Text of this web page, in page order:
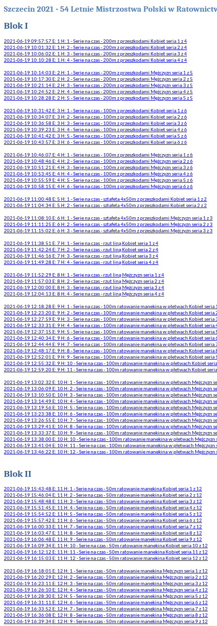
Szczecin 2021 - 54 Letnie Mistrzostwa Polski w
Blok I
2021-06-19 09:57:57 E: 1 H: 1 - Serie na czas - 200m z przeszkodami Kobiet seria 1 z 4
2021-06-19 10:01:32 E: 1 H: 2 - Serie na czas - 200m z przeszkodami Kobiet seria 2 z 4
2021-06-19 10:06:02 E: 1 H: 3 - Serie na czas - 200m z przeszkodami Kobiet seria 3 z 4
2021-06-19 10:10:28 E: 1 H: 4 - Serie na czas - 200m z przeszkodami Kobiet seria 4 z 4
2021-06-19 10:14:03 E: 2 H: 1 - Serie na czas - 200m z przeszkodami Mężczyzn seria 1 z 5
2021-06-19 10:17:30 E: 2 H: 2 - Serie na czas - 200m z przeszkodami Mężczyzn seria 2 z 5
2021-06-19 10:21:14 E: 2 H: 3 - Serie na czas - 200m z przeszkodami Mężczyzn seria 3 z 5
2021-06-19 10:24:52 E: 2 H: 4 - Serie na czas - 200m z przeszkodami Mężczyzn seria 4 z 5
2021-06-19 10:28:28 E: 2 H: 5 - Serie na czas - 200m z przeszkodami Mężczyzn seria 5 z 5
2021-06-19 10:31:42 E: 3 H: 1 - Serie na czas - 100m z przeszkodami Kobiet seria 1 z 6
2021-06-19 10:34:07 E: 3 H: 2 - Serie na czas - 100m z przeszkodami Kobiet seria 2 z 6
2021-06-19 10:36:58 E: 3 H: 3 - Serie na czas - 100m z przeszkodami Kobiet seria 3 z 6
2021-06-19 10:39:23 E: 3 H: 4 - Serie na czas - 100m z przeszkodami Kobiet seria 4 z 6
2021-06-19 10:41:42 E: 3 H: 5 - Serie na czas - 100m z przeszkodami Kobiet seria 5 z 6
2021-06-19 10:43:57 E: 3 H: 6 - Serie na czas - 100m z przeszkodami Kobiet seria 6 z 6
2021-06-19 10:46:07 E: 4 H: 1 - Serie na czas - 100m z przeszkodami Mężczyzn seria 1 z 6
2021-06-19 10:48:46 E: 4 H: 2 - Serie na czas - 100m z przeszkodami Mężczyzn seria 2 z 6
2021-06-19 10:51:21 E: 4 H: 3 - Serie na czas - 100m z przeszkodami Mężczyzn seria 3 z 6
2021-06-19 10:53:45 E: 4 H: 4 - Serie na czas - 100m z przeszkodami Mężczyzn seria 4 z 6
2021-06-19 10:55:59 E: 4 H: 5 - Serie na czas - 100m z przeszkodami Mężczyzn seria 5 z 6
2021-06-19 10:58:15 E: 4 H: 6 - Serie na czas - 100m z przeszkodami Mężczyzn seria 6 z 6
2021-06-19 11:00:48 E: 5 H: 1 - Serie na czas - sztafeta 4x50m z przeszkodami Kobiet seria 1 z 2
2021-06-19 11:04:34 E: 5 H: 2 - Serie na czas - sztafeta 4x50m z przeszkodami Kobiet seria 2 z 2
2021-06-19 11:08:10 E: 6 H: 1 - Serie na czas - sztafeta 4x50m z przeszkodami Mężczyzn seria 1 z 3
2021-06-19 11:11:25 E: 6 H: 2 - Serie na czas - sztafeta 4x50m z przeszkodami Mężczyzn seria 2 z 3
2021-06-19 11:15:02 E: 6 H: 3 - Serie na czas - sztafeta 4x50m z przeszkodami Mężczyzn seria 3 z 3
2021-06-19 11:38:51 E: 7 H: 1 - Serie na czas - rzut liną Kobiet seria 1 z 4
2021-06-19 11:42:24 E: 7 H: 2 - Serie na czas - rzut liną Kobiet seria 2 z 4
2021-06-19 11:46:16 E: 7 H: 3 - Serie na czas - rzut liną Kobiet seria 3 z 4
2021-06-19 11:49:28 E: 7 H: 4 - Serie na czas - rzut liną Kobiet seria 4 z 4
2021-06-19 11:52:29 E: 8 H: 1 - Serie na czas - rzut liną Mężczyzn seria 1 z 4
2021-06-19 11:57:03 E: 8 H: 2 - Serie na czas - rzut liną Mężczyzn seria 2 z 4
2021-06-19 12:00:00 E: 8 H: 3 - Serie na czas - rzut liną Mężczyzn seria 3 z 4
2021-06-19 12:04:13 E: 8 H: 4 - Serie na czas - rzut liną Mężczyzn seria 4 z 4
2021-06-19 12:18:28 E: 9 H: 1 - Serie na czas - 100m ratowanie manekina w płetwach Kobiet seria
2021-06-19 12:23:20 E: 9 H: 2 - Serie na czas - 100m ratowanie manekina w płetwach Kobiet seria
2021-06-19 12:27:59 E: 9 H: 3 - Serie na czas - 100m ratowanie manekina w płetwach Kobiet seria
2021-06-19 12:33:31 E: 9 H: 4 - Serie na czas - 100m ratowanie manekina w płetwach Kobiet seria
2021-06-19 12:37:15 E: 9 H: 5 - Serie na czas - 100m ratowanie manekina w płetwach Kobiet seria
2021-06-19 12:40:34 E: 9 H: 6 - Serie na czas - 100m ratowanie manekina w płetwach Kobiet seria
2021-06-19 12:44:44 E: 9 H: 7 - Serie na czas - 100m ratowanie manekina w płetwach Kobiet seria
2021-06-19 12:48:17 E: 9 H: 8 - Serie na czas - 100m ratowanie manekina w płetwach Kobiet seria
2021-06-19 12:52:01 E: 9 H: 9 - Serie na czas - 100m ratowanie manekina w płetwach Kobiet seria
2021-06-19 12:55:32 E: 9 H: 10 - Serie na czas - 100m ratowanie manekina w płetwach Kobiet
2021-06-19 12:59:20 E: 9 H: 11 - Serie na czas - 100m ratowanie manekina w płetwach Kobiet
2021-06-19 13:02:32 E: 10 H: 1 - Serie na czas - 100m ratowanie manekina w płetwach Mężczyzn
2021-06-19 13:06:09 E: 10 H: 2 - Serie na czas - 100m ratowanie manekina w płetwach Mężczyzn
2021-06-19 13:10:50 E: 10 H: 3 - Serie na czas - 100m ratowanie manekina w płetwach Mężczyzn
2021-06-19 13:14:49 E: 10 H: 4 - Serie na czas - 100m ratowanie manekina w płetwach Mężczyzn
2021-06-19 13:19:56 E: 10 H: 5 - Serie na czas - 100m ratowanie manekina w płetwach Mężczyzn
2021-06-19 13:23:38 E: 10 H: 6 - Serie na czas - 100m ratowanie manekina w płetwach Mężczyzn
2021-06-19 13:26:55 E: 10 H: 7 - Serie na czas - 100m ratowanie manekina w płetwach Mężczyzn
2021-06-19 13:29:41 E: 10 H: 8 - Serie na czas - 100m ratowanie manekina w płetwach Mężczyzn
2021-06-19 13:33:37 E: 10 H: 9 - Serie na czas - 100m ratowanie manekina w płetwach Mężczyzn
2021-06-19 13:38:00 E: 10 H: 10 - Serie na czas - 100m ratowanie manekina w płetwach Mężczyzn
2021-06-19 13:41:04 E: 10 H: 11 - Serie na czas - 100m ratowanie manekina w płetwach Mężczyzn
2021-06-19 13:46:22 E: 10 H: 12 - Serie na czas - 100m ratowanie manekina w płetwach Mężczyzn
Blok II
2021-06-19 15:43:48 E: 11 H: 1 - Serie na czas - 50m ratowanie manekina Kobiet seria 1 z 12
2021-06-19 15:46:04 E: 11 H: 2 - Serie na czas - 50m ratowanie manekina Kobiet seria 2 z 12
2021-06-19 15:48:48 E: 11 H: 3 - Serie na czas - 50m ratowanie manekina Kobiet seria 3 z 12
2021-06-19 15:51:45 E: 11 H: 4 - Serie na czas - 50m ratowanie manekina Kobiet seria 4 z 12
2021-06-19 15:54:52 E: 11 H: 5 - Serie na czas - 50m ratowanie manekina Kobiet seria 5 z 12
2021-06-19 15:57:42 E: 11 H: 6 - Serie na czas - 50m ratowanie manekina Kobiet seria 6 z 12
2021-06-19 16:00:33 E: 11 H: 7 - Serie na czas - 50m ratowanie manekina Kobiet seria 7 z 12
2021-06-19 16:03:47 E: 11 H: 8 - Serie na czas - 50m ratowanie manekina Kobiet seria 8 z 12
2021-06-19 16:06:48 E: 11 H: 9 - Serie na czas - 50m ratowanie manekina Kobiet seria 9 z 12
2021-06-19 16:09:34 E: 11 H: 10 - Serie na czas - 50m ratowanie manekina Kobiet seria 10 z 12
2021-06-19 16:12:12 E: 11 H: 11 - Serie na czas - 50m ratowanie manekina Kobiet seria 11 z 12
2021-06-19 16:15:03 E: 11 H: 12 - Serie na czas - 50m ratowanie manekina Kobiet seria 12 z 12
2021-06-19 16:18:01 E: 12 H: 1 - Serie na czas - 50m ratowanie manekina Mężczyzn seria 1 z 12
2021-06-19 16:20:29 E: 12 H: 2 - Serie na czas - 50m ratowanie manekina Mężczyzn seria 2 z 12
2021-06-19 16:23:11 E: 12 H: 3 - Serie na czas - 50m ratowanie manekina Mężczyzn seria 3 z 12
2021-06-19 16:26:10 E: 12 H: 4 - Serie na czas - 50m ratowanie manekina Mężczyzn seria 4 z 12
2021-06-19 16:28:30 E: 12 H: 5 - Serie na czas - 50m ratowanie manekina Mężczyzn seria 5 z 12
2021-06-19 16:31:11 E: 12 H: 6 - Serie na czas - 50m ratowanie manekina Mężczyzn seria 6 z 12
2021-06-19 16:33:52 E: 12 H: 7 - Serie na czas - 50m ratowanie manekina Mężczyzn seria 7 z 12
2021-06-19 16:36:08 E: 12 H: 8 - Serie na czas - 50m ratowanie manekina Mężczyzn seria 8 z 12
2021-06-19 16:39:34 E: 12 H: 9 - Serie na czas - 50m ratowanie manekina Mężczyzn seria 9 z 12